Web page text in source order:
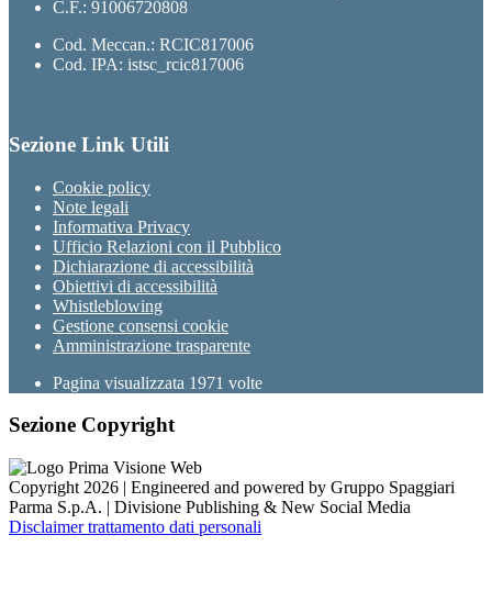
C.F.: 91006720808
Cod. Meccan.: RCIC817006
Cod. IPA: istsc_rcic817006
Sezione Link Utili
Cookie policy
Note legali
Informativa Privacy
Ufficio Relazioni con il Pubblico
Dichiarazione di accessibilità
Obiettivi di accessibilità
Whistleblowing
Gestione consensi cookie
Amministrazione trasparente
Pagina visualizzata 1971 volte
Sezione Copyright
Copyright 2026 | Engineered and powered by Gruppo Spaggiari
Parma S.p.A. | Divisione Publishing & New Social Media
Disclaimer trattamento dati personali